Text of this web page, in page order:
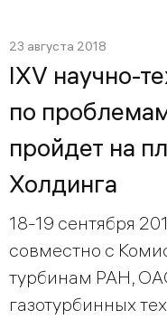
23 августа 2018
IXV научно-
по
пройдет на
Холдинга
18-19 сентября
совместно с
турбинам РАН,
газотурбинных